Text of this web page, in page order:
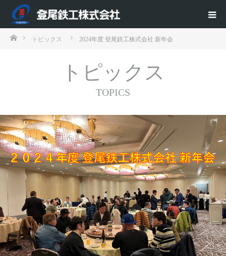
ホームトピックス 2024年度 登尾鉄工株式会社 新年会
トピックス
TOPICS